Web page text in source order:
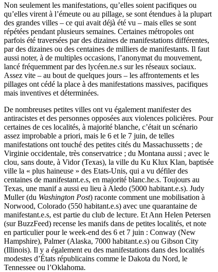
Non seulement les manifestations, qu’elles soient pacifiques ou
qu’elles virent à l’émeute ou au pillage, se sont étendues à la plupart
des grandes villes – ce qui avait déjà été vu – mais elles se sont
répétées pendant plusieurs semaines. Certaines métropoles ont
parfois été traversées par des dizaines de manifestations différentes,
par des dizaines ou des centaines de milliers de manifestants. Il faut
aussi noter, à de multiples occasions, l’anonymat du mouvement,
lancé fréquemment par des lycéen.ne.s sur les réseaux sociaux.
Assez vite – au bout de quelques jours – les affrontements et les
pillages ont cédé la place à des manifestations massives, pacifiques
mais inventives et déterminées.
De nombreuses petites villes ont vu également manifester des
antiracistes et des personnes opposées aux violences policières. Pour
certaines de ces localités, à majorité blanche, c’était un scénario
assez improbable a priori, mais le 6 et le 7 juin, de telles
manifestations ont touché des petites cités du Massachussetts ; de
Virginie occidentale, très conservatrice ; du Montana aussi ; avec le
clou, sans doute, à Vidor (Texas), la ville du Ku Klux Klan, baptisée
ville la « plus haineuse » des Etats-Unis, qui a vu défiler des
centaines de manifestant.e.s, en majorité blanc.he.s. Toujours au
Texas, une manif a aussi eu lieu à Aledo (5000 habitant.e.s). Judy
Muller (du Washington Post) raconte comment une mobilisation à
Norwood, Colorado (550 habitant.e.s) avec une quarantaine de
manifestant.e.s, est partie du club de lecture. Et Ann Helen Petersen
(sur BuzzFeed) recense les manifs dans de petites localités, et note
en particulier pour le week-end des 6 et 7 juin : Conway (New
Hampshire), Palmer (Alaska, 7000 habitant.e.s) ou Gibson City
(Illinois). Il y a également eu des manifestations dans des localités
modestes d’États républicains comme le Dakota du Nord, le
Tennessee ou l’Oklahoma.